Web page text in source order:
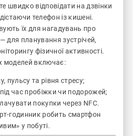
швидко відповідати на дзвінки
телефон із кишені.
їх для нагадувань про
для планування зустрічей,
фізичної активності.
моделей включає:
пульсу та рівня стресу;
під час пробіжки чи подорожей;
покупки через NFC.
годинник робить смартфон
у побуті.